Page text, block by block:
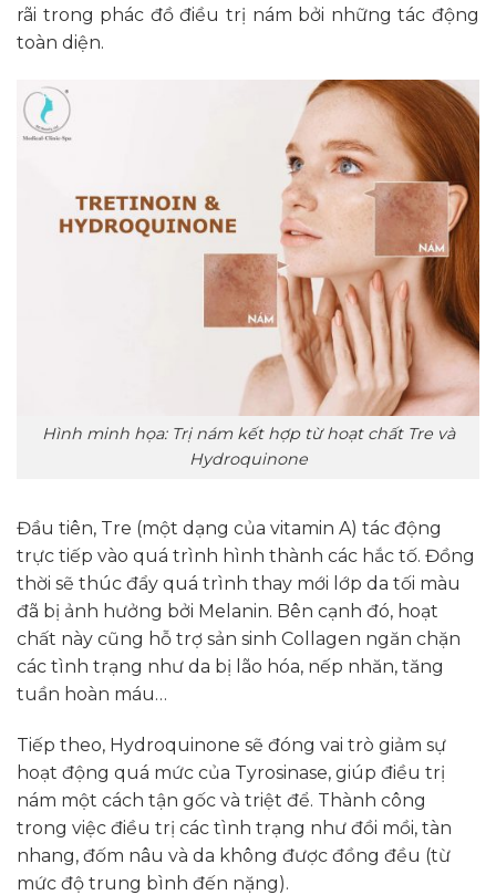
rãi trong phác đồ điều trị nám bởi những tác động
toàn diện.
Hình minh họa: Trị nám kết hợp từ hoạt chất Tre và
Hydroquinone
Đầu tiên, Tre (một dạng của vitamin A) tác động
trực tiếp vào quá trình hình thành các hắc tố. Đồng
thời sẽ thúc đẩy quá trình thay mới lớp da tối màu
đã bị ảnh hưởng bởi Melanin. Bên cạnh đó, hoạt
chất này cũng hỗ trợ sản sinh Collagen ngăn chặn
các tình trạng như da bị lão hóa, nếp nhăn, tăng
tuần hoàn máu…
Tiếp theo, Hydroquinone sẽ đóng vai trò giảm sự
hoạt động quá mức của Tyrosinase, giúp điều trị
nám một cách tận gốc và triệt để. Thành công
trong việc điều trị các tình trạng như đồi mồi, tàn
nhang, đốm nâu và da không được đồng đều (từ
mức độ trung bình đến nặng).